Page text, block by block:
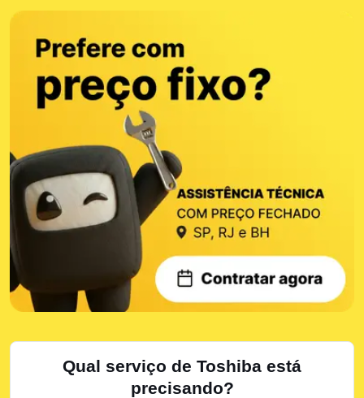
Qual serviço de Toshiba está
precisando?